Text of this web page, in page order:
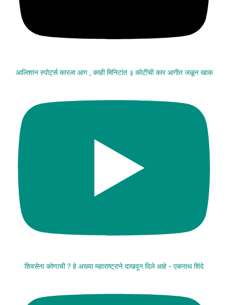
आलिशान स्पोर्ट्स कारला आग , काही मिनिटांत ३ कोटींची कार आगीत जळून खाक
शिवसेना कोणाची ? हे अख्या महाराष्ट्राने दाखवून दिले आहे - एकनाथ शिंदे